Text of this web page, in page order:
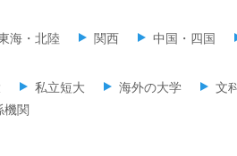
海・北陸 関西 中国・四国
私立短大 海外の大学 文
機関